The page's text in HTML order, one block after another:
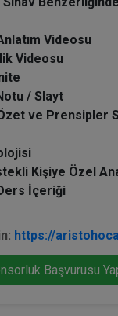
Videosu
Videosu
/ Slayt
ve Prensipler
Kişiye Özel
İçeriği
https://
Başvurusu